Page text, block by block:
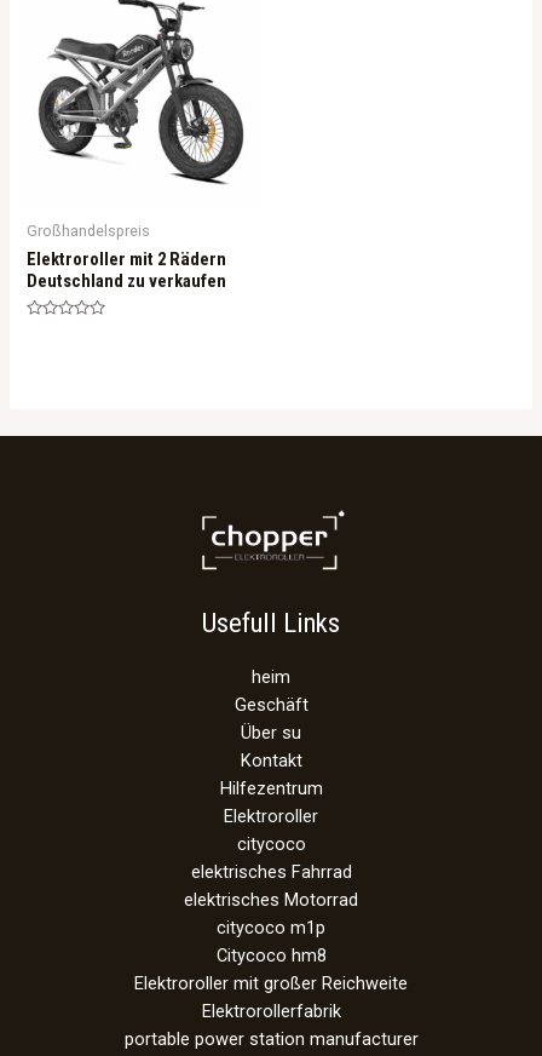
Großhandelspreis
Elektroroller mit 2 Rädern
Deutschland zu verkaufen
Usefull Links
heim
Geschäft
Über su
Kontakt
Hilfezentrum
Elektroroller
citycoco
elektrisches Fahrrad
elektrisches Motorrad
citycoco m1p
Citycoco hm8
Elektroroller mit großer Reichweite
Elektrorollerfabrik
portable power station manufacturer